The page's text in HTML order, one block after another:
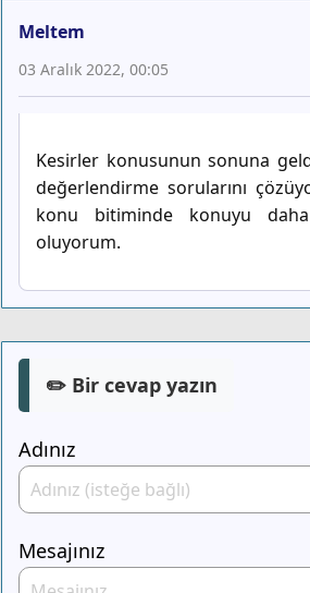
Meltem
03 Aralık 2022, 00:05
Kesirler konusunun sonuna
değerlendirme sorularını
konu bitiminde konuyu
oluyorum.
✏️ Bir cevap yazın
Adınız
Mesajınız